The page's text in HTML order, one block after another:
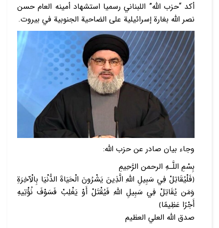
أکد “حزب الله” اللبناني رسميا استشهاد أمينه العام حسن
نصر الله بغارة إسرائيلية على الضاحية الجنوبية في بيروت.
وجاء بيان صادر عن حزب الله:
بِسْمِ اللَّـهِ الرحمن الرَّحِيمِ
﴿فَلْيُقَاتِلْ فِي سَبِيلِ اللَّهِ الَّذِينَ يَشْرُونَ الْحَيَاةَ الدُّنْيَا بِالْآخِرَةِ
وَمَن يُقَاتِلْ فِي سَبِيلِ اللَّهِ فَيُقْتَلْ أَوْ يَغْلِبْ فَسَوْفَ نُؤْتِيهِ
أَجْرًا عَظِيمًا﴾
صدق الله العلي العظيم